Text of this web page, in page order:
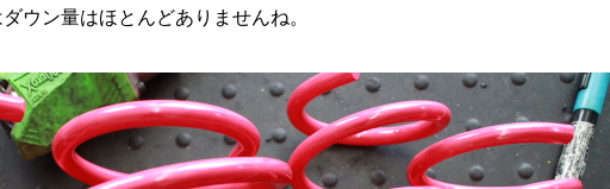
ウン量はほとんどありませんね。